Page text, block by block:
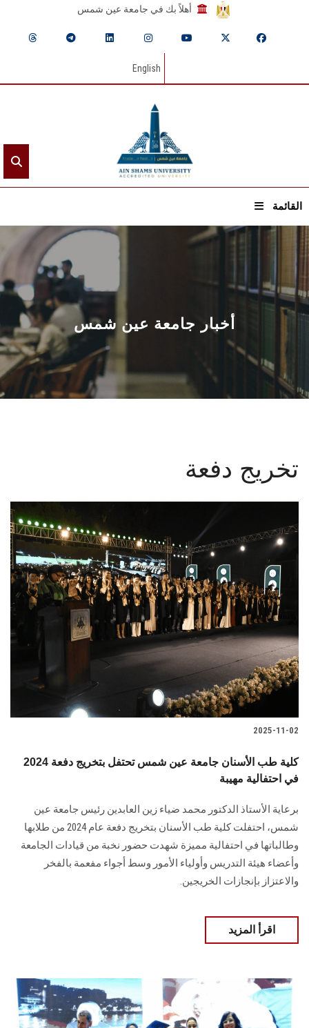
أهلاً بك في جامعة عين شمس
English
القائمة
الرئيسيـة
عن الجامعة
القطاعـات
الشئون الأكاديمية
البحث العلمي
الأنظمة الذكية
الإعلام
تواصل معنا
الدراسات العليا
الزائـرون
سجل الان
أخبار جامعة عين شمس
تخريج دفعة
2025-11-02
كلية طب الأسنان جامعة عين شمس تحتفل بتخريج دفعة 2024
في احتفالية مهيبة
برعاية الأستاذ الدكتور محمد ضياء زين العابدين رئيس جامعة عين
شمس، احتفلت كلية طب الأسنان بتخريج دفعة عام 2024 من طلابها
وطالباتها في احتفالية مميزة شهدت حضور نخبة من قيادات الجامعة
وأعضاء هيئة التدريس وأولياء الأمور وسط أجواء مفعمة بالفخر
والاعتزاز بإنجازات الخريجين.
اقرأ المزيد